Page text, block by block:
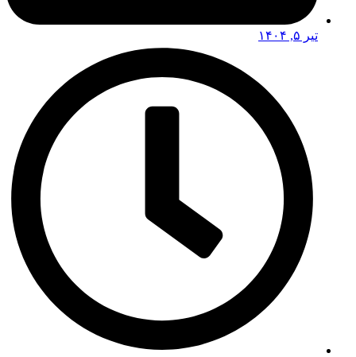
تیر ۵, ۱۴۰۴